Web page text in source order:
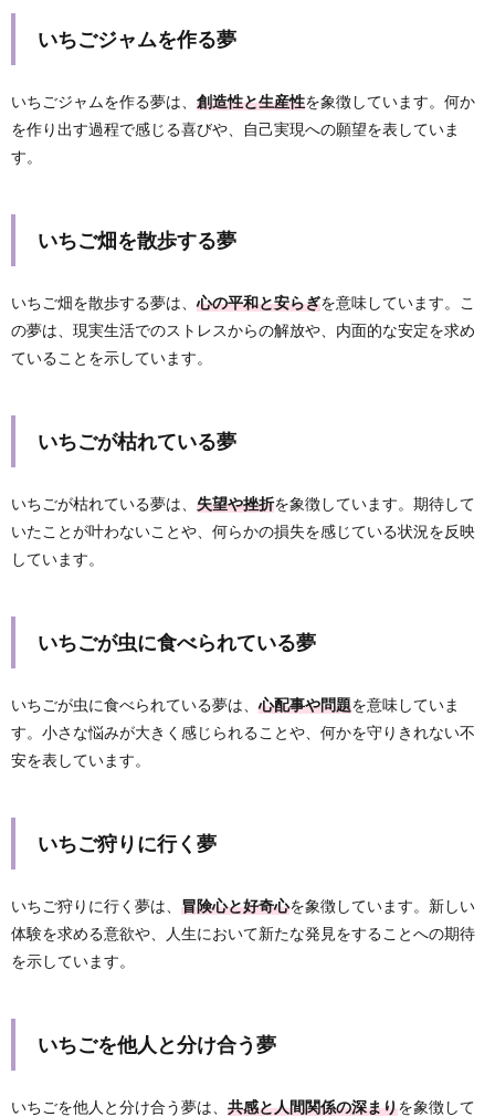
いちごジャムを作る夢
いちごジャムを作る夢は、 創造性と生産性を象徴しています。何か
を作り出す過程で感じる喜びや、自己実現への願望を表していま
す。
いちご畑を散歩する夢
いちご畑を散歩する夢は、 心の平和と安らぎを意味しています。こ
の夢は、現実生活でのストレスからの解放や、内面的な安定を求め
ていることを示しています。
いちごが枯れている夢
いちごが枯れている夢は、 失望や挫折を象徴しています。期待して
いたことが叶わないことや、何らかの損失を感じている状況を反映
しています。
いちごが虫に食べられている夢
いちごが虫に食べられている夢は、 心配事や問題を意味していま
す。小さな悩みが大きく感じられることや、何かを守りきれない不
安を表しています。
いちご狩りに行く夢
いちご狩りに行く夢は、 冒険心と好奇心を象徴しています。新しい
体験を求める意欲や、人生において新たな発見をすることへの期待
を示しています。
いちごを他人と分け合う夢
いちごを他人と分け合う夢は、 共感と人間関係の深まりを象徴して